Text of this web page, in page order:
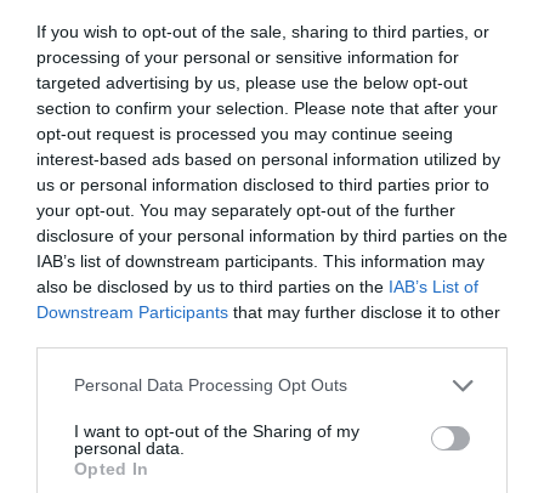
If you wish to opt-out of the sale, sharing to third parties, or
processing of your personal or sensitive information for
targeted advertising by us, please use the below opt-out
section to confirm your selection. Please note that after your
opt-out request is processed you may continue seeing
interest-based ads based on personal information utilized by
us or personal information disclosed to third parties prior to
your opt-out. You may separately opt-out of the further
disclosure of your personal information by third parties on the
IAB’s list of downstream participants. This information may
also be disclosed by us to third parties on the IAB’s List of
Downstream Participants that may further disclose it to other
Please note that this website/app uses one or more Google
not limited to your visit or usage behaviour. You may click to
grant or deny consent to Google and its third-party tags to
use your data for below specified purposes in below Google
Personal Data Processing Opt Outs
I want to opt-out of the Sharing of my
personal data.
Opted In
Με εξαιρετικό Γιάντσουκ η
Ουκρανία
Η Ουκρανία νίκησε τη Γερμανία για το VNL, σε ένα ματς
που ο Ντμίτρο Γιάντσουκ βοήθησε σημαντικά.